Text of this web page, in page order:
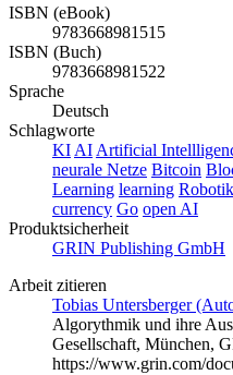
ISBN (eBook)
9783668981515
ISBN (Buch)
9783668981522
Sprache
Deutsch
Schlagworte
KI AI Artificial
neurale Netze Bitcoin
Learning learning Robotik
currency Go open AI
Produktsicherheit
GRIN Publishing GmbH
Arbeit zitieren
Tobias Untersberger
Algorythmik und ihre
Gesellschaft, München,
https://www.grin.com/